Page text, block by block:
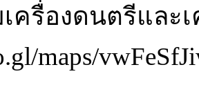
ครื่องดนตรีและ
maps/